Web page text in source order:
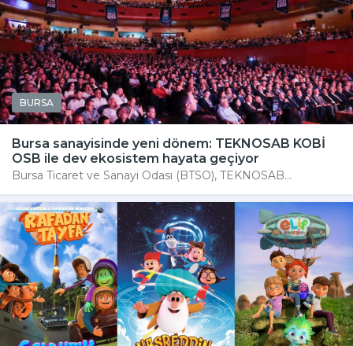
BURSA
Bursa sanayisinde yeni dönem: TEKNOSAB KOBİ
OSB ile dev ekosistem hayata geçiyor
Bursa Ticaret ve Sanayi Odası (BTSO), TEKNOSAB...